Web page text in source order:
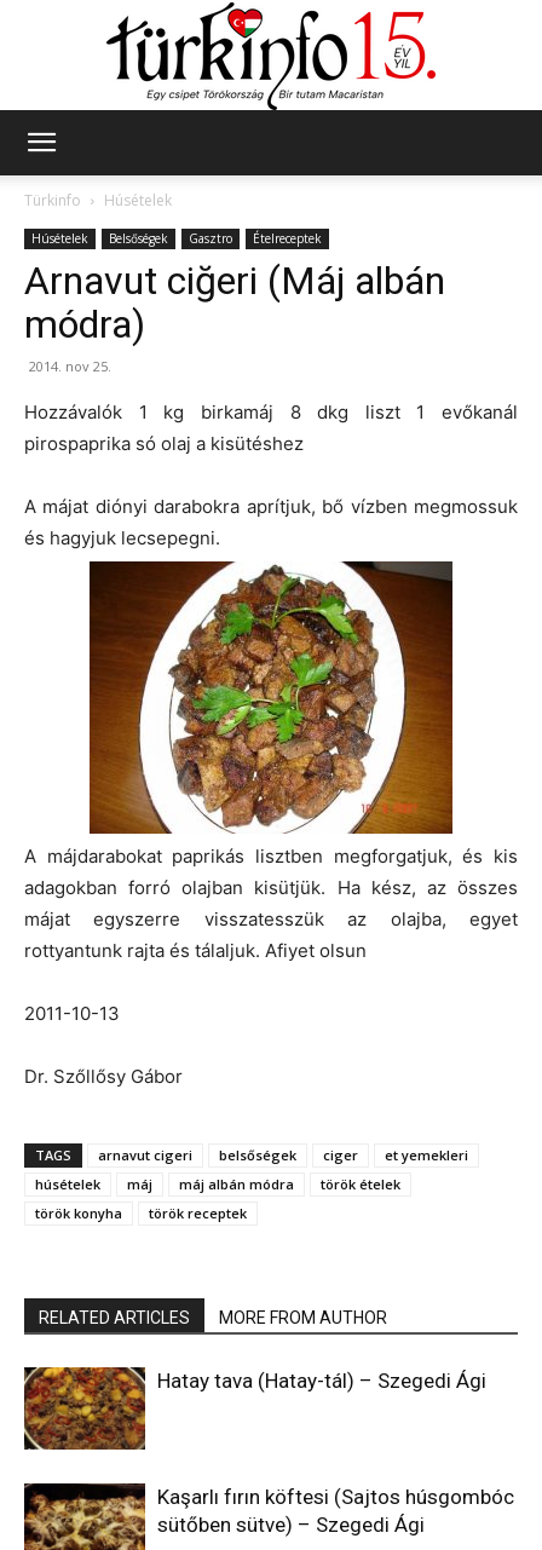
Türkinfo
Húsételek
Húsételek Belsőségek Gasztro Ételreceptek
Arnavut ciğeri (Máj albán
módra)
2014. nov 25.
Hozzávalók 1 kg birkamáj 8 dkg liszt 1 evőkanál
pirospaprika só olaj a kisütéshez
A májat diónyi darabokra aprítjuk, bő vízben megmossuk
és hagyjuk lecsepegni.
A májdarabokat paprikás lisztben megforgatjuk, és kis
adagokban forró olajban kisütjük. Ha kész, az összes
májat egyszerre visszatesszük az olajba, egyet
rottyantunk rajta és tálaljuk. Afiyet olsun
2011-10-13
Dr. Szőllősy Gábor
TAGS arnavut cigeri belsőségek ciger
et yemekleri
húsételek
máj máj albán módra
török ételek
török konyha
török receptek
RELATED ARTICLES MORE FROM AUTHOR
Hatay tava (Hatay-tál) – Szegedi Ági
Kaşarlı fırın köftesi (Sajtos húsgombóc
sütőben sütve) – Szegedi Ági